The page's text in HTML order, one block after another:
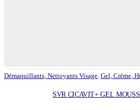
Démaquillants, Nettoyants Visage, Gel, Crème,
SVR CICAVIT+ GEL